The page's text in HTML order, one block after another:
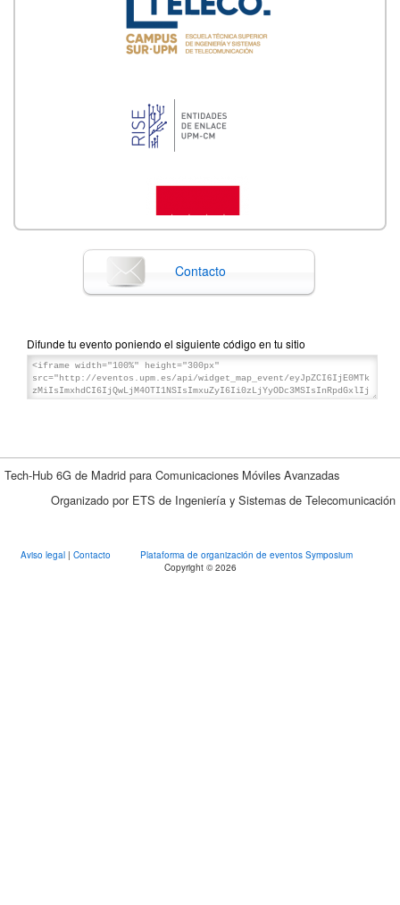
Contacto
Difunde tu evento poniendo el siguiente código en tu sitio
Tech-Hub 6G de Madrid para Comunicaciones Móviles Avanzadas
Organizado por ETS de Ingeniería y Sistemas de Telecomunicación
Aviso legal | Contacto
Plataforma de organización de eventos Symposium
Copyright © 2026